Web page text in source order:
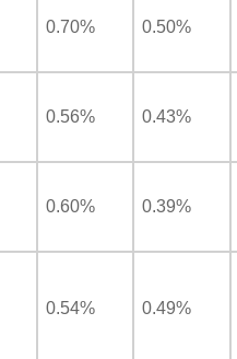
0.70% 0.50%
0.56% 0.43%
0.60% 0.39%
0.54% 0.49%